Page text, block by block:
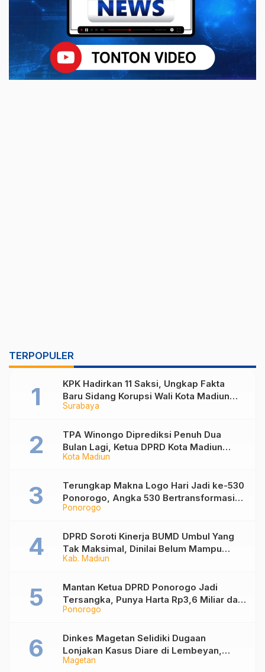
TERPOPULER
Surabaya
KPK Hadirkan 11 Saksi, Ungkap Fakta
Baru Sidang Korupsi Wali Kota Madiun
Nonaktif Maidi
Kota Madiun
TPA Winongo Diprediksi Penuh Dua
Bulan Lagi, Ketua DPRD Kota Madiun
Desak Pemkot Percepat Penanganan
Ponorogo
Terungkap Makna Logo Hari Jadi ke-530
Ponorogo, Angka 530 Bertransformasi
Jadi Sekar Kinanthi
Kab. Madiun
DPRD Soroti Kinerja BUMD Umbul Yang
Tak Maksimal, Dinilai Belum Mampu
Hasilkan PAD
Ponorogo
Mantan Ketua DPRD Ponorogo Jadi
Tersangka, Punya Harta Rp3,6 Miliar dan
Utang Rp1,4 Miliar
Magetan
Dinkes Magetan Selidiki Dugaan
Lonjakan Kasus Diare di Lembeyan,
Lakukan Penyelidikan Epidemiologi